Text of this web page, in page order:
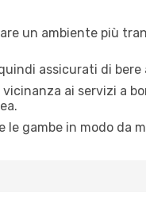
un ambiente più
assicurati di
ai servizi a
gambe in modo da